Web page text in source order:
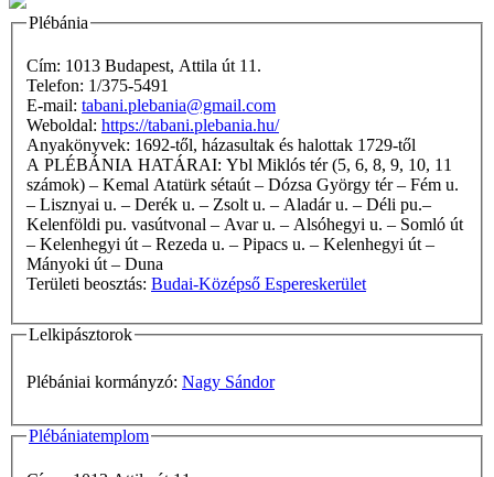
Plébánia
Cím: 1013 Budapest, Attila út 11.
Telefon: 1/375-5491
E-mail: tabani.plebania@gmail.com
Weboldal: https://tabani.plebania.hu/
Anyakönyvek: 1692-től, házasultak és halottak 1729-től
A PLÉBÁNIA HATÁRAI: Ybl Miklós tér (5, 6, 8, 9, 10, 11
számok) – Kemal Atatürk sétaút – Dózsa György tér – Fém u.
– Lisznyai u. – Derék u. – Zsolt u. – Aladár u. – Déli pu.–
Kelenföldi pu. vasútvonal – Avar u. – Alsóhegyi u. – Somló út
– Kelenhegyi út – Rezeda u. – Pipacs u. – Kelenhegyi út –
Mányoki út – Duna
Területi beosztás: Budai-Középső Espereskerület
Lelkipásztorok
Plébániai kormányzó: Nagy Sándor
Plébániatemplom